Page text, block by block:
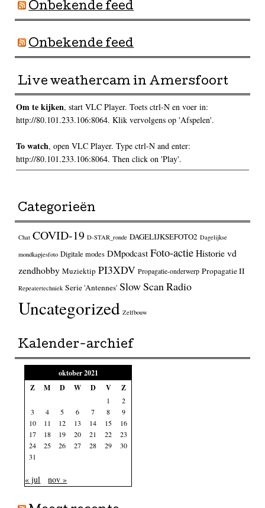
Onbekende feed
Onbekende feed
Live weathercam in Amersfoort
Om te kijken, start VLC Player. Toets ctrl-N en voer in:
http://80.101.233.106:8064. Klik vervolgens op 'Afspelen'.
To watch, open VLC Player. Type ctrl-N and enter:
http://80.101.233.106:8064. Then click on 'Play'.
Categorieën
Chat COVID-19 D-STAR_ronde DAGELIJKSEFOTO2 Dagelijkse
mondkapjesfoto Digitale modes DMpodcast Foto-actieHistorie vd
zendhobby Muziektip PI3XDV Propagatie-onderwerp Propagatie II
Repeatertechniek Serie 'Antennes' Slow Scan Radio
Uncategorized Zelfbouw
Kalender-archief
oktober 2021
Z
M D W D V Z
1
2
3
4 5 6 7 8
9
10
11 12 13 14 15
16
17
18 19 20 21 22
23
24
25 26 27 28 29
30
31
« jul nov »